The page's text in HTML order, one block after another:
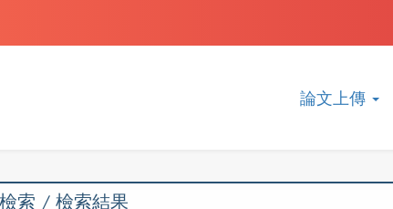
論文上傳
索 / 檢索結果